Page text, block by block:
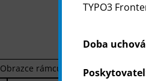
Obrazce rámců Vonné difuzéry
TYPO3
Doba